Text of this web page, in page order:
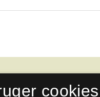
cookies